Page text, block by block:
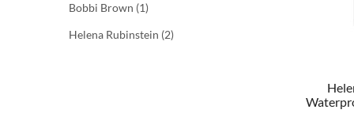
Bobbi Brown (1)
Helena Rubinstein (2)